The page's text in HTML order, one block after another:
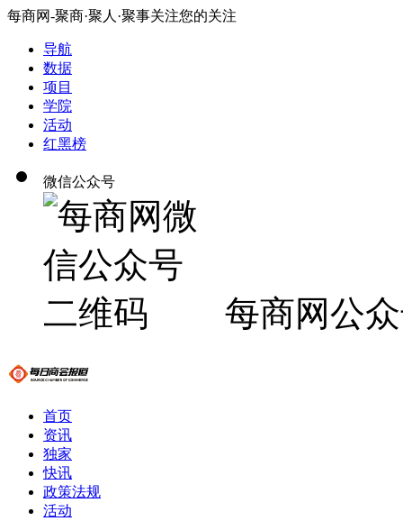
每商网-聚商·聚人·聚事关注您的关注
导航
数据
项目
学院
活动
红黑榜
微信公众号
每商网公
首页
资讯
独家
快讯
政策法规
活动